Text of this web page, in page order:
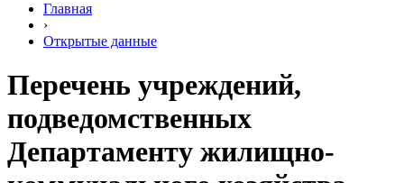
Главная
›
Открытые данные
Перечень учреждений,
подведомственных
Департаменту жилищно-